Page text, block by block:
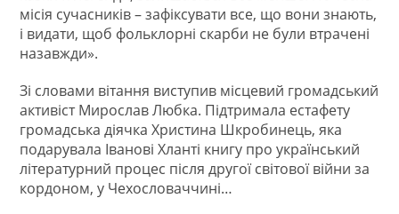
місія сучасників – зафіксувати все, що вони знають,
і видати, щоб фольклорні скарби не були втрачені
назавжди».
Зі словами вітання виступив місцевий громадський
активіст Мирослав Любка. Підтримала естафету
громадська діячка Христина Шкробинець, яка
подарувала Іванові Хланті книгу про український
літературний процес після другої світової війни за
кордоном, у Чехословаччині…